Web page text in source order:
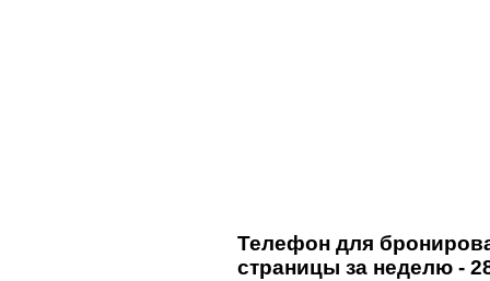
Телефон для
страницы за неделю -